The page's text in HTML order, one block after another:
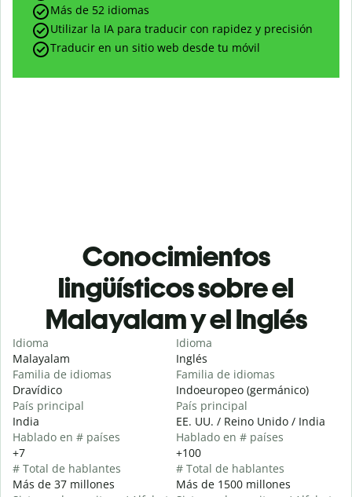
Más de 52 idiomas
Utilizar la IA para traducir con rapidez y precisión
Traducir en un sitio web desde tu móvil
Conocimientos
lingüísticos sobre el
Malayalam y el Inglés
Idioma
Malayalam
Familia de idiomas
Dravídico
País principal
India
Hablado en # países
+7
# Total de hablantes
Más de 37 millones
Idioma
Inglés
Familia de idiomas
Indoeuropeo (germánico)
País principal
EE. UU. / Reino Unido / India
Hablado en # países
+100
# Total de hablantes
Más de 1500 millones